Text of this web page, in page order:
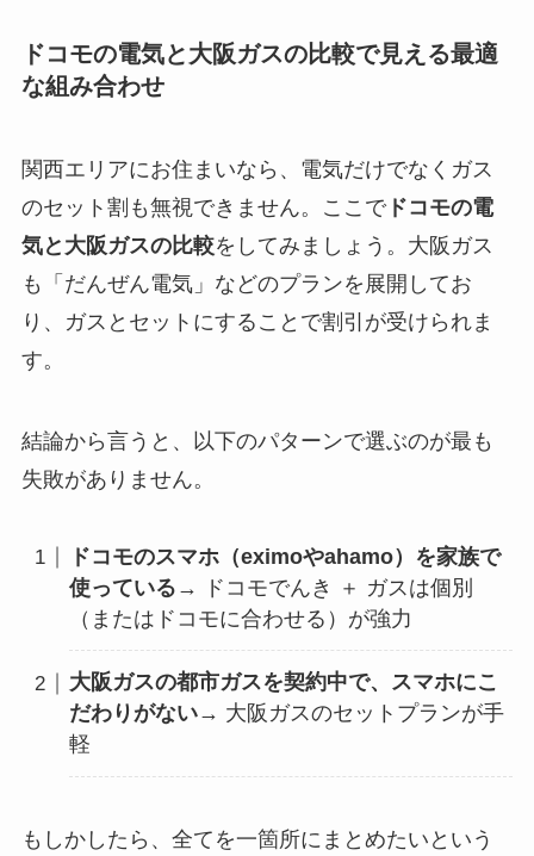
ドコモの電気と大阪ガスの比較で見える最適
な組み合わせ
関西エリアにお住まいなら、電気だけでなくガス
のセット割も無視できません。ここでドコモの電
気と大阪ガスの比較をしてみましょう。大阪ガス
も「だんぜん電気」などのプランを展開してお
り、ガスとセットにすることで割引が受けられま
す。
結論から言うと、以下のパターンで選ぶのが最も
失敗がありません。
ドコモのスマホ（eximoやahamo）を家族で
使っている → ドコモでんき ＋ ガスは個別
（またはドコモに合わせる）が強力
大阪ガスの都市ガスを契約中で、スマホにこ
だわりがない→ 大阪ガスのセットプランが手
軽
もしかしたら、全てを一箇所にまとめたいという